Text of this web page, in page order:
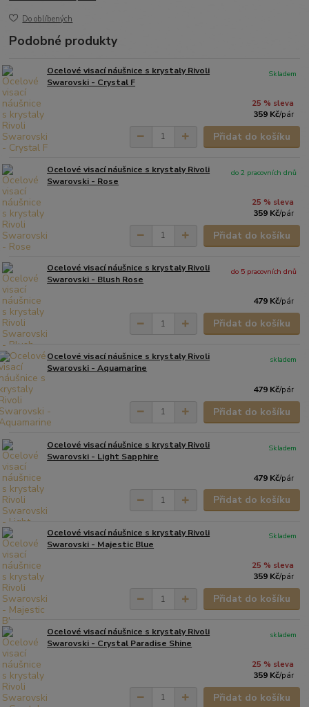
Do oblíbených
Podobné produkty
Ocelové visací náušnice s krystaly Rivoli
Swarovski - Crystal F
25 % sleva
359 Kč/pár
Skladem
Přidat do košíku
Ocelové visací náušnice s krystaly Rivoli
Swarovski - Rose
25 % sleva
359 Kč/pár
do 2 pracovních dnů
Přidat do košíku
Ocelové visací náušnice s krystaly Rivoli
Swarovski - Blush Rose
479 Kč/pár
do 5 pracovních dnů
Přidat do košíku
Ocelové visací náušnice s krystaly Rivoli
Swarovski - Aquamarine
479 Kč/pár
skladem
Přidat do košíku
Ocelové visací náušnice s krystaly Rivoli
Swarovski - Light Sapphire
479 Kč/pár
Skladem
Přidat do košíku
Ocelové visací náušnice s krystaly Rivoli
Swarovski - Majestic Blue
25 % sleva
359 Kč/pár
Skladem
Přidat do košíku
Ocelové visací náušnice s krystaly Rivoli
Swarovski - Crystal Paradise Shine
25 % sleva
359 Kč/pár
skladem
Přidat do košíku